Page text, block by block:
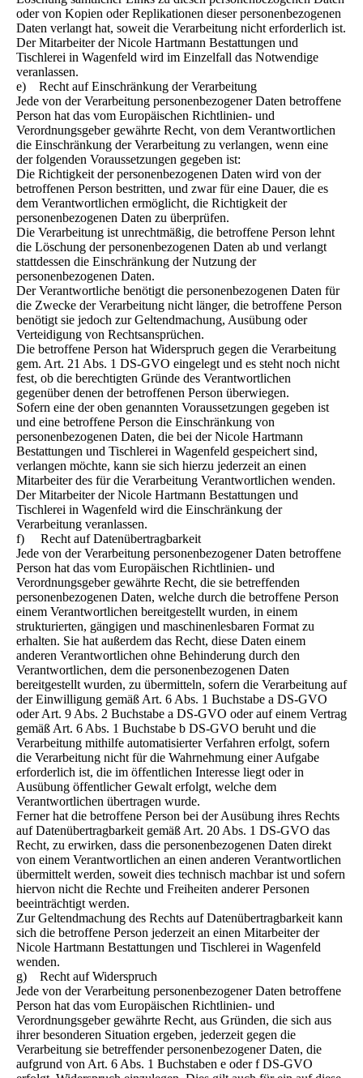
oder von Kopien oder Replikationen dieser personenbezogenen
Daten verlangt hat, soweit die Verarbeitung nicht erforderlich ist.
Der Mitarbeiter der Nicole Hartmann Bestattungen und
Tischlerei in Wagenfeld wird im Einzelfall das Notwendige
veranlassen.
e) Recht auf Einschränkung der Verarbeitung
Jede von der Verarbeitung personenbezogener Daten betroffene
Person hat das vom Europäischen Richtlinien- und
Verordnungsgeber gewährte Recht, von dem Verantwortlichen
die Einschränkung der Verarbeitung zu verlangen, wenn eine
der folgenden Voraussetzungen gegeben ist:
Die Richtigkeit der personenbezogenen Daten wird von der
betroffenen Person bestritten, und zwar für eine Dauer, die es
dem Verantwortlichen ermöglicht, die Richtigkeit der
personenbezogenen Daten zu überprüfen.
Die Verarbeitung ist unrechtmäßig, die betroffene Person lehnt
die Löschung der personenbezogenen Daten ab und verlangt
stattdessen die Einschränkung der Nutzung der
personenbezogenen Daten.
Der Verantwortliche benötigt die personenbezogenen Daten für
die Zwecke der Verarbeitung nicht länger, die betroffene Person
benötigt sie jedoch zur Geltendmachung, Ausübung oder
Verteidigung von Rechtsansprüchen.
Die betroffene Person hat Widerspruch gegen die Verarbeitung
gem. Art. 21 Abs. 1 DS-GVO eingelegt und es steht noch nicht
fest, ob die berechtigten Gründe des Verantwortlichen
gegenüber denen der betroffenen Person überwiegen.
Sofern eine der oben genannten Voraussetzungen gegeben ist
und eine betroffene Person die Einschränkung von
personenbezogenen Daten, die bei der Nicole Hartmann
Bestattungen und Tischlerei in Wagenfeld gespeichert sind,
verlangen möchte, kann sie sich hierzu jederzeit an einen
Mitarbeiter des für die Verarbeitung Verantwortlichen wenden.
Der Mitarbeiter der Nicole Hartmann Bestattungen und
Tischlerei in Wagenfeld wird die Einschränkung der
Verarbeitung veranlassen.
f) Recht auf Datenübertragbarkeit
Jede von der Verarbeitung personenbezogener Daten betroffene
Person hat das vom Europäischen Richtlinien- und
Verordnungsgeber gewährte Recht, die sie betreffenden
personenbezogenen Daten, welche durch die betroffene Person
einem Verantwortlichen bereitgestellt wurden, in einem
strukturierten, gängigen und maschinenlesbaren Format zu
erhalten. Sie hat außerdem das Recht, diese Daten einem
anderen Verantwortlichen ohne Behinderung durch den
Verantwortlichen, dem die personenbezogenen Daten
bereitgestellt wurden, zu übermitteln, sofern die Verarbeitung auf
der Einwilligung gemäß Art. 6 Abs. 1 Buchstabe a DS-GVO
oder Art. 9 Abs. 2 Buchstabe a DS-GVO oder auf einem Vertrag
gemäß Art. 6 Abs. 1 Buchstabe b DS-GVO beruht und die
Verarbeitung mithilfe automatisierter Verfahren erfolgt, sofern
die Verarbeitung nicht für die Wahrnehmung einer Aufgabe
erforderlich ist, die im öffentlichen Interesse liegt oder in
Ausübung öffentlicher Gewalt erfolgt, welche dem
Verantwortlichen übertragen wurde.
Ferner hat die betroffene Person bei der Ausübung ihres Rechts
auf Datenübertragbarkeit gemäß Art. 20 Abs. 1 DS-GVO das
Recht, zu erwirken, dass die personenbezogenen Daten direkt
von einem Verantwortlichen an einen anderen Verantwortlichen
übermittelt werden, soweit dies technisch machbar ist und sofern
hiervon nicht die Rechte und Freiheiten anderer Personen
beeinträchtigt werden.
Zur Geltendmachung des Rechts auf Datenübertragbarkeit kann
sich die betroffene Person jederzeit an einen Mitarbeiter der
Nicole Hartmann Bestattungen und Tischlerei in Wagenfeld
wenden.
g) Recht auf Widerspruch
Jede von der Verarbeitung personenbezogener Daten betroffene
Person hat das vom Europäischen Richtlinien- und
Verordnungsgeber gewährte Recht, aus Gründen, die sich aus
ihrer besonderen Situation ergeben, jederzeit gegen die
Verarbeitung sie betreffender personenbezogener Daten, die
aufgrund von Art. 6 Abs. 1 Buchstaben e oder f DS-GVO